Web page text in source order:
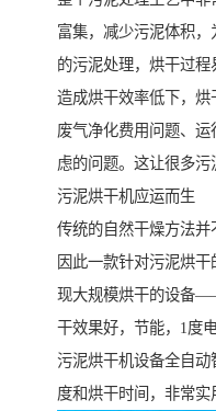
富集，减少污泥体积
的污泥处理，烘干过程
造成烘干效率低下，
废气净化费用问题、
虑的问题。这让很多污
污泥烘干机应运而生
传统的自然干燥方法并
因此一款针对污泥烘
现大规模烘干的设备
干效果好，节能，1度
污泥烘干机设备全自
度和烘干时间，非常实